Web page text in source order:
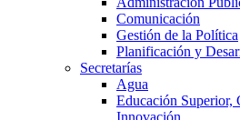
Comunicación
Gestión de la Política
Planificación y
Secretarías
Agua
Educación Superior,
Innovación